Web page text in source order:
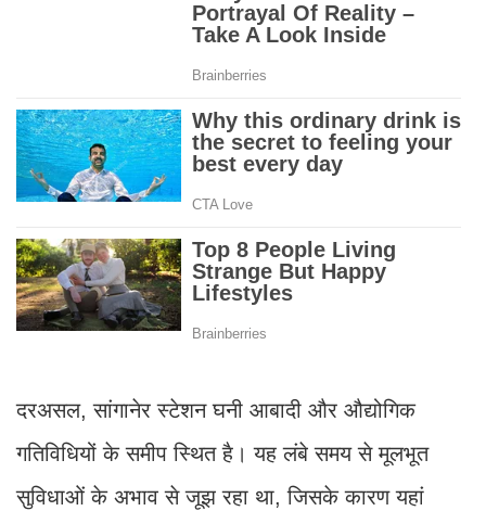
दरअसल, सांगानेर स्टेशन घनी आबादी और औद्योगिक
गतिविधियों के समीप स्थित है। यह लंबे समय से मूलभूत
सुविधाओं के अभाव से जूझ रहा था, जिसके कारण यहां